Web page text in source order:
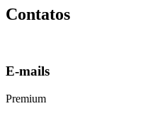
Contatos
E-mails
Premium